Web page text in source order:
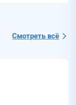
Смотреть всё